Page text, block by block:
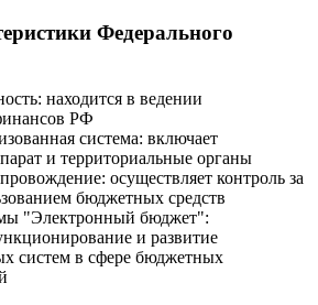
Федерального
находится в ведении
РФ
система: включает
и территориальные органы
осуществляет контроль за
бюджетных средств
"Электронный бюджет":
и развитие
систем в сфере бюджетных